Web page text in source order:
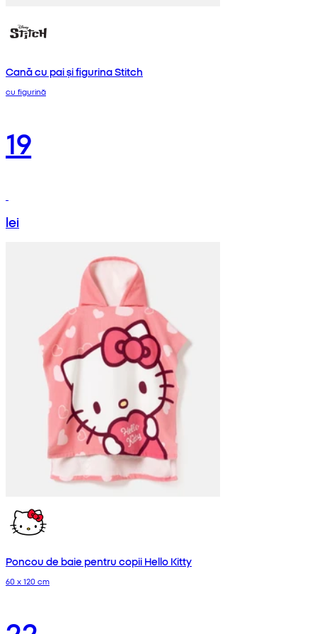
Cană cu pai și figurina Stitch
cu figurină
19
lei
Poncou de baie pentru copii Hello Kitty
60 x 120 cm